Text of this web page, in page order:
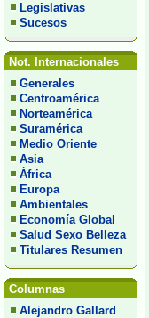
Legislativas
Sucesos
Not. Internacionales
Generales
Centroamérica
Norteamérica
Suramérica
Medio Oriente
Asia
África
Europa
Ambientales
Economía Global
Salud Sexo Belleza
Titulares Resumen
Columnas
Alejandro Gallard